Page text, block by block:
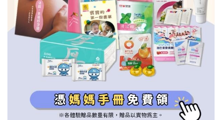
信誼基金會
2022信誼年度報告
2023信誼年度報告
附設幼兒園
小袋鼠幼師網